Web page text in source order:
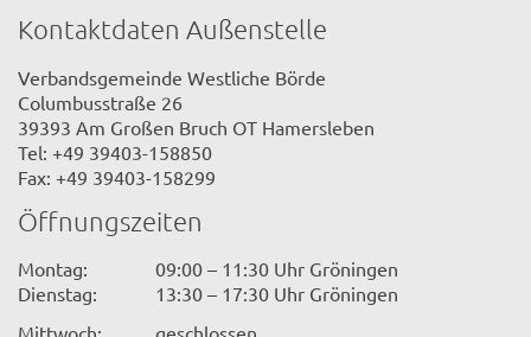
Kontaktdaten Außenstelle
Verbandsgemeinde Westliche Börde
Columbusstraße 26
39393 Am Großen Bruch OT Hamersleben
Tel: +49 39403-158850
Fax: +49 39403-158299
Öffnungszeiten
Montag:
09:00 – 11:30 Uhr Gröningen
Dienstag:
13:30 – 17:30 Uhr Gröningen
Mittwoch:
geschlossen